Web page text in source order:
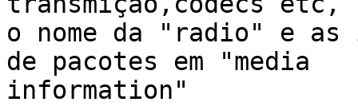
o nome da "radio" e as
de pacotes em "media
information"